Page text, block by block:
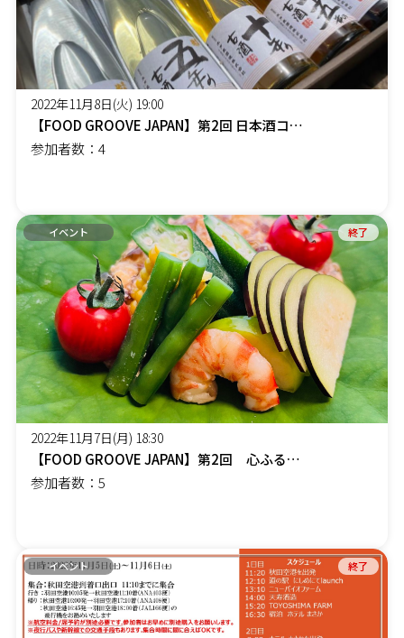
2022年11月8日(火) 19:00
【FOOD GROOVE JAPAN】第2回 日本酒コラム読者会
参加者数：4
イベント 終了
2022年11月7日(月) 18:30
【FOOD GROOVE JAPAN】第2回 心ふるえる旬の食を楽しむ会【冬の大海が育む恵み編】
参加者数：5
イベント 終了